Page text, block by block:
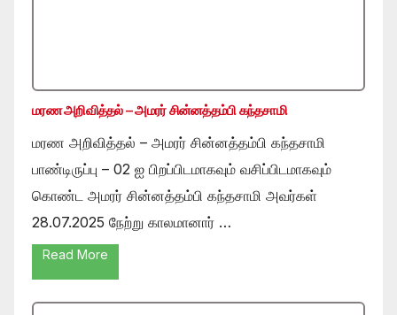
மரண அறிவித்தல் – அமரர் சின்னத்தம்பி கந்தசாமி
மரண அறிவித்தல் – அமரர் சின்னத்தம்பி கந்தசாமி
பாண்டிருப்பு – 02 ஐ பிறப்பிடமாகவும் வசிப்பிடமாகவும்
கொண்ட அமரர் சின்னத்தம்பி கந்தசாமி அவர்கள்
28.07.2025 நேற்று காலமானார் …
Read More